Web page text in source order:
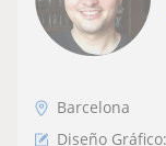
Barcelona
Diseño